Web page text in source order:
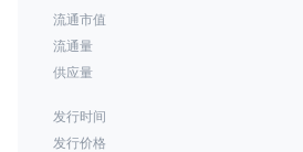
流通市值
流通量
供应量
发行时间
发行价格